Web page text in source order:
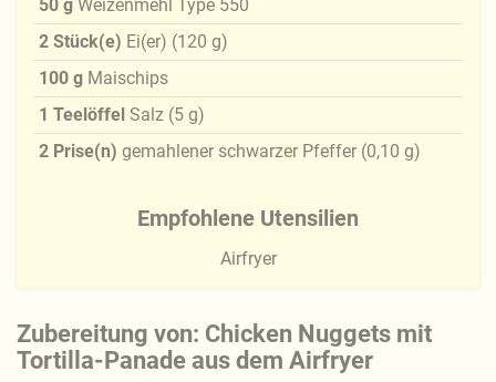
Zubereitung von: Chicken Nuggets mit
Tortilla-Panade aus dem Airfryer
50 g Weizenmehl Type 550
2 Stück(e) Ei(er) (120 g)
100 g Maischips
1 Teelöffel Salz (5 g)
2 Prise(n) gemahlener schwarzer Pfeffer (0,10 g)
Empfohlene Utensilien
Airfryer